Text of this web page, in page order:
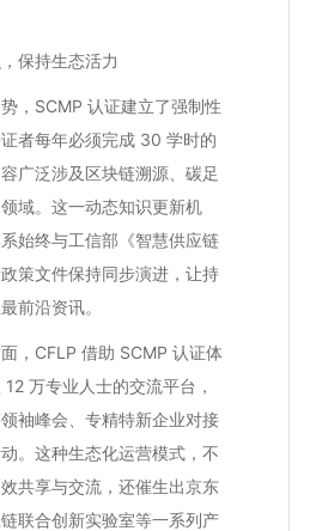
保持生态活力
，SCMP 认证建立了强制性
者每年必须完成 30 学时的
广泛涉及区块链溯源、碳足
域。这一动态知识更新机
始终与工信部《智慧供应链
策文件保持同步演进，让持
前沿资讯。
，CFLP 借助 SCMP 认证体
万专业人士的交流平台，
袖峰会、专精特新企业对接
。这种生态化运营模式，不
共享与交流，还催生出京东
联合创新实验室等一系列产